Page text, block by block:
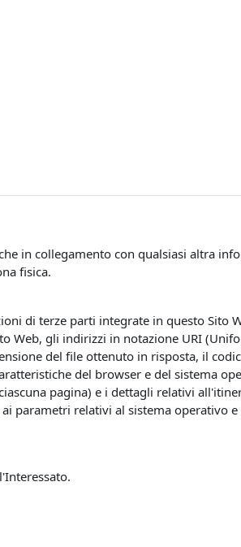
in collegamento con qualsiasi altra
fisica.
di terze parti integrate in questo Sito
Web, gli indirizzi in notazione URI
del file ottenuto in risposta, il
del browser e del sistema
pagina) e i dettagli relativi
parametri relativi al sistema operativo